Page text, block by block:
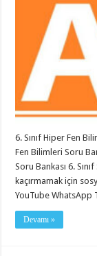
6. Sınıf Hiper Fen
Fen Bilimleri Soru
Soru Bankası 6.
kaçırmamak için
YouTube WhatsApp
Devamı »